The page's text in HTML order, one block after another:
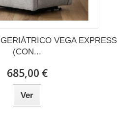
VEGA EXPRESS
(CON...
685,00 €
Ver